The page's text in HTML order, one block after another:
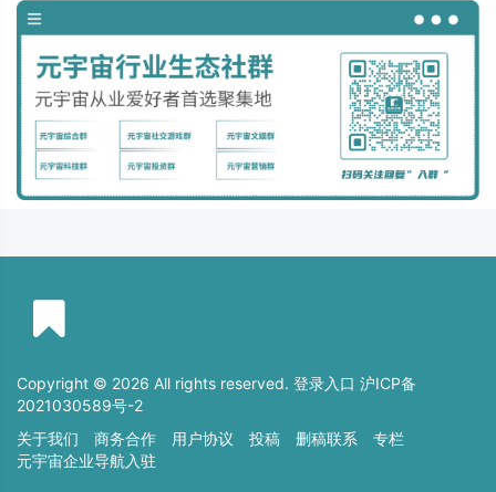
Copyright © 2026 All rights reserved. 登录入口 沪ICP备
2021030589号-2
关于我们
商务合作 用户协议 投稿 删稿联系
专栏
元宇宙企业导航入驻